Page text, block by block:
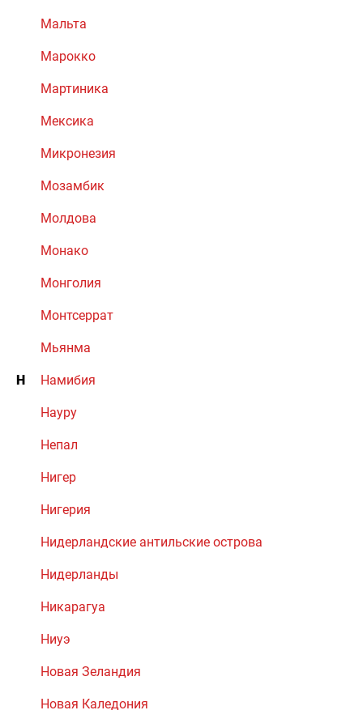
Мальта
Марокко
Мартиника
Мексика
Микронезия
Мозамбик
Молдова
Монако
Монголия
Монтсеррат
Мьянма
Н Намибия
Науру
Непал
Нигер
Нигерия
Нидерландские антильские острова
Нидерланды
Никарагуа
Ниуэ
Новая Зеландия
Новая Каледония